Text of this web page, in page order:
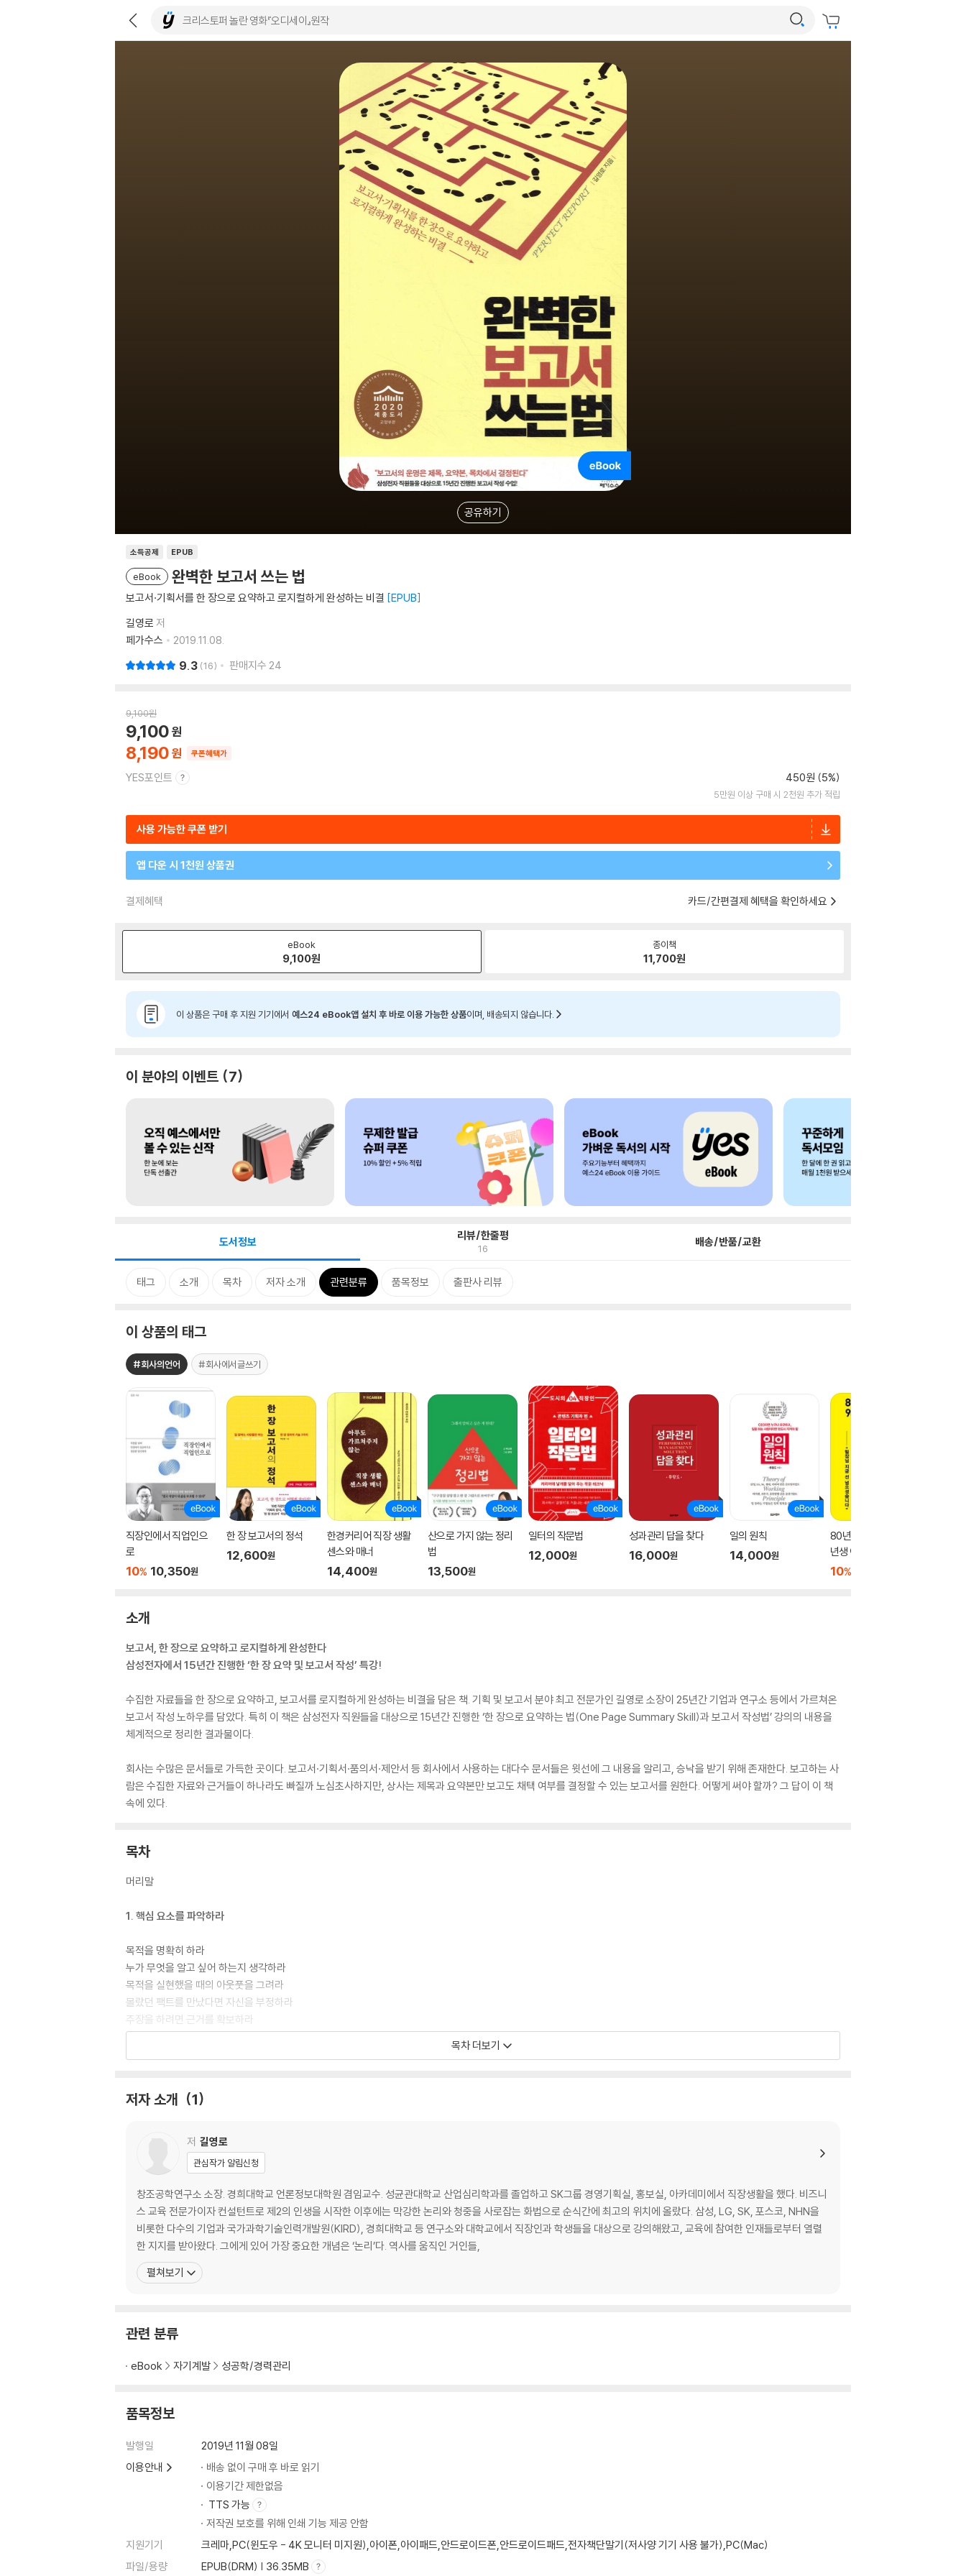
공유하기
소득공제 EPUB
eBook 완벽한 보고서 쓰는 법
보고서·기획서를 한 장으로 요약하고 로지컬하게 완성하는 비결 EPUB
길영로 저
페가수스
2019.11.08.
9.3 16 판매지수 24
9,100원
8,190
9,100
쿠폰혜택가
YES포인트 450원 (5%)
5만원 이상 구매 시 2천원 추가 적립
사용 가능한 쿠폰 받기
앱 다운 시 1천원 상품권
결제혜택 카드/간편결제 혜택을 확인하세요
eBook
9,100원
종이책
11,700원
이 상품은 구매 후 지원 기기에서 예스24 eBook앱 설치 후 바로 이용 가능한 상품이며, 배송되지 않습니다.
이 분야의 이벤트 7
도서정보 리뷰/한줄평
16 배송/반품/교환
태그 소개 목차 저자 소개 관련분류 품목정보 출판사 리뷰
이 상품의 태그
#회사의언어 #회사에서글쓰기
직장인에서 직업인으
로
10% 10,350원
한 장 보고서의 정석
12,600원
한경커리어 직장 생활
센스와 매너
14,400원
산으로 가지 않는 정리
법
13,500원
일터의 작문법
12,000원
성과관리 답을 찾다
16,000원
일의 원칙
14,000원
80년생 김 팀장과 90
년생 이 대리가 웃으며
일하는 법
10%
소개
보고서, 한 장으로 요약하고 로지컬하게 완성한다
삼성전자에서 15년간 진행한 ‘한 장 요약 및 보고서 작성’ 특강!
수집한 자료들을 한 장으로 요약하고, 보고서를 로지컬하게 완성하는 비결을 담은 책. 기획 및 보고서 분야 최고 전문가인 길영로 소장이 25년간 기업과 연구소 등에서 가르쳐온
보고서 작성 노하우를 담았다. 특히 이 책은 삼성전자 직원들을 대상으로 15년간 진행한 ‘한 장으로 요약하는 법(One Page Summary Skill)과 보고서 작성법’ 강의의 내용을
체계적으로 정리한 결과물이다.
회사는 수많은 문서들로 가득한 곳이다. 보고서·기획서·품의서·제안서 등 회사에서 사용하는 대다수 문서들은 윗선에 그 내용을 알리고, 승낙을 받기 위해 존재한다. 보고하는 사
람은 수집한 자료와 근거들이 하나라도 빠질까 노심초사하지만, 상사는 제목과 요약본만 보고도 채택 여부를 결정할 수 있는 보고서를 원한다. 어떻게 써야 할까? 그 답이 이 책
속에 있다.
목차
머리말
1. 핵심 요소를 파악하라
목적을 명확히 하라
누가 무엇을 알고 싶어 하는지 생각하라
목적을 실현했을 때의 아웃풋을 그려라
몰랐던 팩트를 만났다면 자신을 부정하라
주장을 하려면 근거를 확보하라
결론은 과제에 대한 답변이다
피라미드 구조로 로직을 구성하라
MECE로 중복과 누락을 방지하라
So What/Why So로 논리의 비약을 없애라
비즈니스 논리력을 강화하라
피라미드 구조를 실무에 적용하라
상사와 문제인식이 다를 때는 해설형 패턴으로 대응하라
상사와 문제인식이 같을 때는 병렬형 패턴을 활용하라
요점들을 논리적인 순서로 연결하라
연결한 요점들을 한 장으로 요약하라
목차를 이용해 논리의 흐름을 밝혀라
컬러와 차트의 활용법을 생각하라
보고서 작성을 위한 글쓰기 원칙 2
목차 더보기
저자 소개 1
저 길영로
관심작가 알림신청
창조공학연구소 소장. 경희대학교 언론정보대학원 겸임교수. 성균관대학교 산업심리학과를 졸업하고 SK그룹 경영기획실, 홍보실, 아카데미에서 직장생활을 했다. 비즈니
스 교육 전문가이자 컨설턴트로 제2의 인생을 시작한 이후에는 막강한 논리와 청중을 사로잡는 화법으로 순식간에 최고의 위치에 올랐다. 삼성, LG, SK, 포스코, NHN을
비롯한 다수의 기업과 국가과학기술인력개발원(KIRD), 경희대학교 등 연구소와 대학교에서 직장인과 학생들을 대상으로 강의해왔고, 교육에 참여한 인재들로부터 열렬
한 지지를 받아왔다. 그에게 있어 가장 중요한 개념은 ‘논리’다. 역사를 움직인 거인들,
펼쳐보기
관련 분류
eBook 자기계발 성공학/경력관리
품목정보
발행일
2019년 11월 08일
이용안내
배송 없이 구매 후 바로 읽기
이용기간 제한없음
TTS 가능
저작권 보호를 위해 인쇄 기능 제공 안함
지원기기
크레마,PC(윈도우 - 4K 모니터 미지원),아이폰,아이패드,안드로이드폰,안드로이드패드,전자책단말기(저사양 기기 사용 불가),PC(Mac)
파일/용량
EPUB(DRM) | 36.35MB